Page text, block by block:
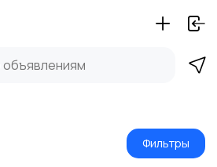
Фильтры